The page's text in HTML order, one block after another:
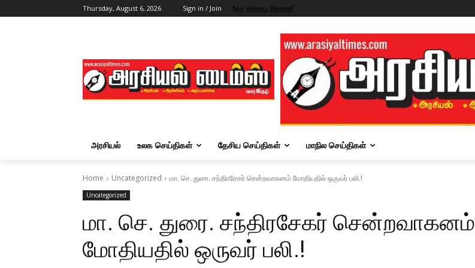
Thursday, August 6, 2026 Sign in / Join No menu items!
அரசியல் உலக செய்திகள் தேசிய செய்திகள் மாநில செய்திகள்
Home Uncategorized மா. செ. துரை. சந்திரசேகர் சென்றவாகனம் மோதியதில் ஒருவர் பலி.!
Uncategorized
மா. செ. துரை. சந்திரசேகர் சென்றவாகனம்
மோதியதில் ஒருவர் பலி.!